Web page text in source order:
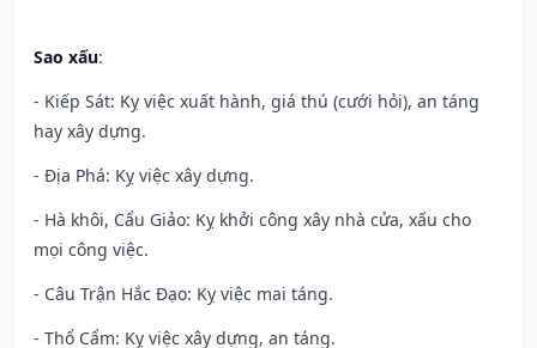
Sao xấu:
- Kiếp Sát: Kỵ việc xuất hành, giá thú (cưới hỏi), an táng
hay xây dựng.
- Địa Phá: Kỵ việc xây dựng.
- Hà khôi, Cẩu Giảo: Kỵ khởi công xây nhà cửa, xấu cho
mọi công việc.
- Câu Trận Hắc Đạo: Kỵ việc mai táng.
- Thổ Cẩm: Kỵ việc xây dựng, an táng.